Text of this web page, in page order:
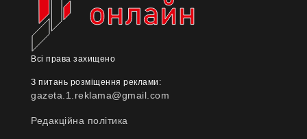
Всі права захищено
З питань розміщення реклами:
gazeta.1.reklama@gmail.com
Редакційна політика